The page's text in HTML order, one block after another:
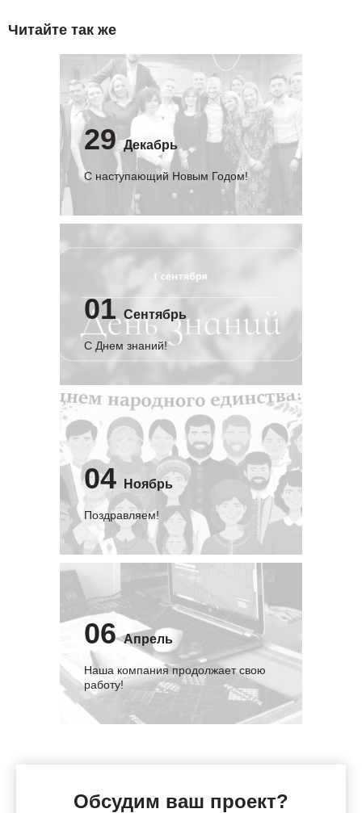
Читайте так же
29 Декабрь
С наступающий Новым Годом!
01 Сентябрь
C Днем знаний!
04 Ноябрь
Поздравляем!
06 Апрель
Наша компания продолжает свою
работу!
Обсудим ваш проект?